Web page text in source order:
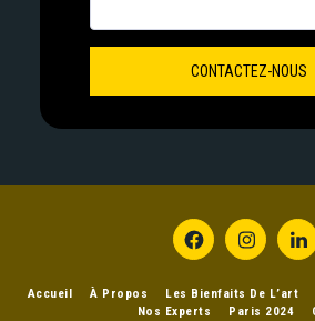
CONTACTEZ-NOUS
Accueil À Propos Les Bienfaits De L’art
Nos Experts
Paris 2024